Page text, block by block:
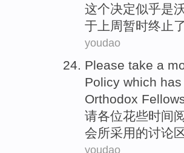
这个决定似乎是
于 上周暂时终止了
youdao
Please take a
Policy which has
Orthodox
请各位花些时间
会所采用的讨论
youdao